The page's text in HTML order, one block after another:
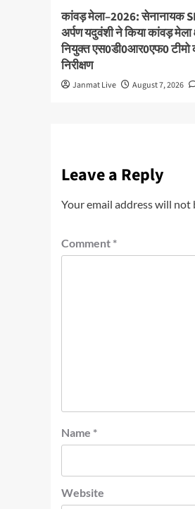
कांवड़ मेला–2026: सेनानायक
अर्पण यदुवंशी ने किया कांवड़ मेला
नियुक्त एस0डी0आर0एफ0 टीमो
निरीक्षण
Janmat Live August 7, 2026
Leave a Reply
Your email address will not
Comment *
Name *
Website